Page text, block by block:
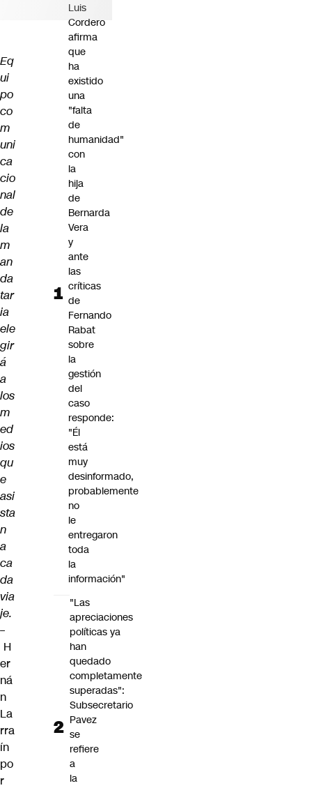
Eq
ui
po
co
m
uni
ca
cio
nal
de
la
m
an
da
tar
ia
ele
gir
á
a
los
m
ed
ios
qu
e
asi
sta
n
a
ca
da
via
je.
–
H
er
ná
n
La
rra
ín
po
r
Luis
Cordero
afirma
que
ha
existido
una
"falta
de
humanidad"
con
la
hija
de
Bernarda
Vera
y
ante
las
críticas
de
Fernando
Rabat
sobre
la
gestión
del
caso
responde:
"Él
está
muy
desinformado,
probablemente
no
le
entregaron
toda
la
información"
"Las
apreciaciones
políticas ya
han
quedado
completamente
superadas":
Subsecretario
Pavez
se
refiere
a
la